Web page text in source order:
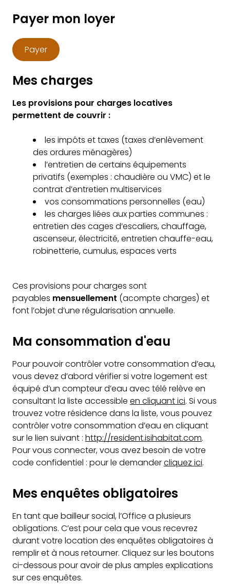
Payer mon loyer
Payer
Mes charges
Les provisions pour charges locatives
permettent de couvrir :
les impôts et taxes (taxes d’enlèvement
des ordures ménagères)
l’entretien de certains équipements
privatifs (exemples : chaudière ou VMC) et le
contrat d’entretien multiservices
vos consommations personnelles (eau)
les charges liées aux parties communes :
entretien des cages d’escaliers, chauffage,
ascenseur, électricité, entretien chauffe-eau,
robinetterie, cumulus, espaces verts
Ces provisions pour charges sont
payables mensuellement (acompte charges) et
font l’objet d’une régularisation annuelle.
Ma consommation d'eau
Pour pouvoir contrôler votre consommation d’eau,
vous devez d’abord vérifier si votre logement est
équipé d’un compteur d’eau avec télé relève en
consultant la liste accessible en cliquant ici. Si vous
trouvez votre résidence dans la liste, vous pouvez
contrôler votre consommation d’eau en cliquant
sur le lien suivant : http://resident.isihabitat.com.
Pour vous connecter, vous avez besoin de votre
code confidentiel : pour le demandercliquez ici.
Mes enquêtes obligatoires
En tant que bailleur social, l’Office a plusieurs
obligations. C’est pour cela que vous recevrez
durant votre location des enquêtes obligatoires à
remplir et à nous retourner. Cliquez sur les boutons
ci-dessous pour avoir de plus amples explications
sur ces enquêtes.